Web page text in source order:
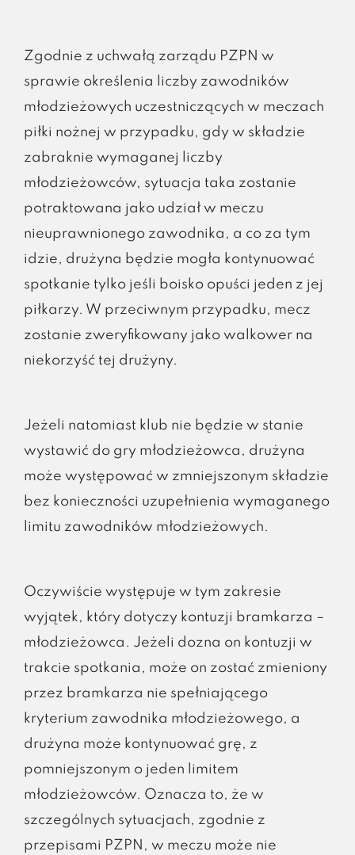
Zgodnie z uchwałą zarządu PZPN w
sprawie określenia liczby zawodników
młodzieżowych uczestniczących w meczach
piłki nożnej w przypadku, gdy w składzie
zabraknie wymaganej liczby
młodzieżowców, sytuacja taka zostanie
potraktowana jako udział w meczu
nieuprawnionego zawodnika, a co za tym
idzie, drużyna będzie mogła kontynuować
spotkanie tylko jeśli boisko opuści jeden z jej
piłkarzy. W przeciwnym przypadku, mecz
zostanie zweryfikowany jako walkower na
niekorzyść tej drużyny.
Jeżeli natomiast klub nie będzie w stanie
wystawić do gry młodzieżowca, drużyna
może występować w zmniejszonym składzie
bez konieczności uzupełnienia wymaganego
limitu zawodników młodzieżowych.
Oczywiście występuje w tym zakresie
wyjątek, który dotyczy kontuzji bramkarza –
młodzieżowca. Jeżeli dozna on kontuzji w
trakcie spotkania, może on zostać zmieniony
przez bramkarza nie spełniającego
kryterium zawodnika młodzieżowego, a
drużyna może kontynuować grę, z
pomniejszonym o jeden limitem
młodzieżowców. Oznacza to, że w
szczególnych sytuacjach, zgodnie z
przepisami PZPN, w meczu może nie